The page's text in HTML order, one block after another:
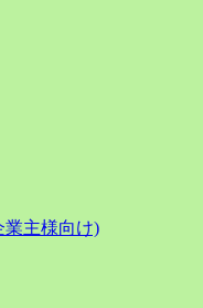
業主様向け)